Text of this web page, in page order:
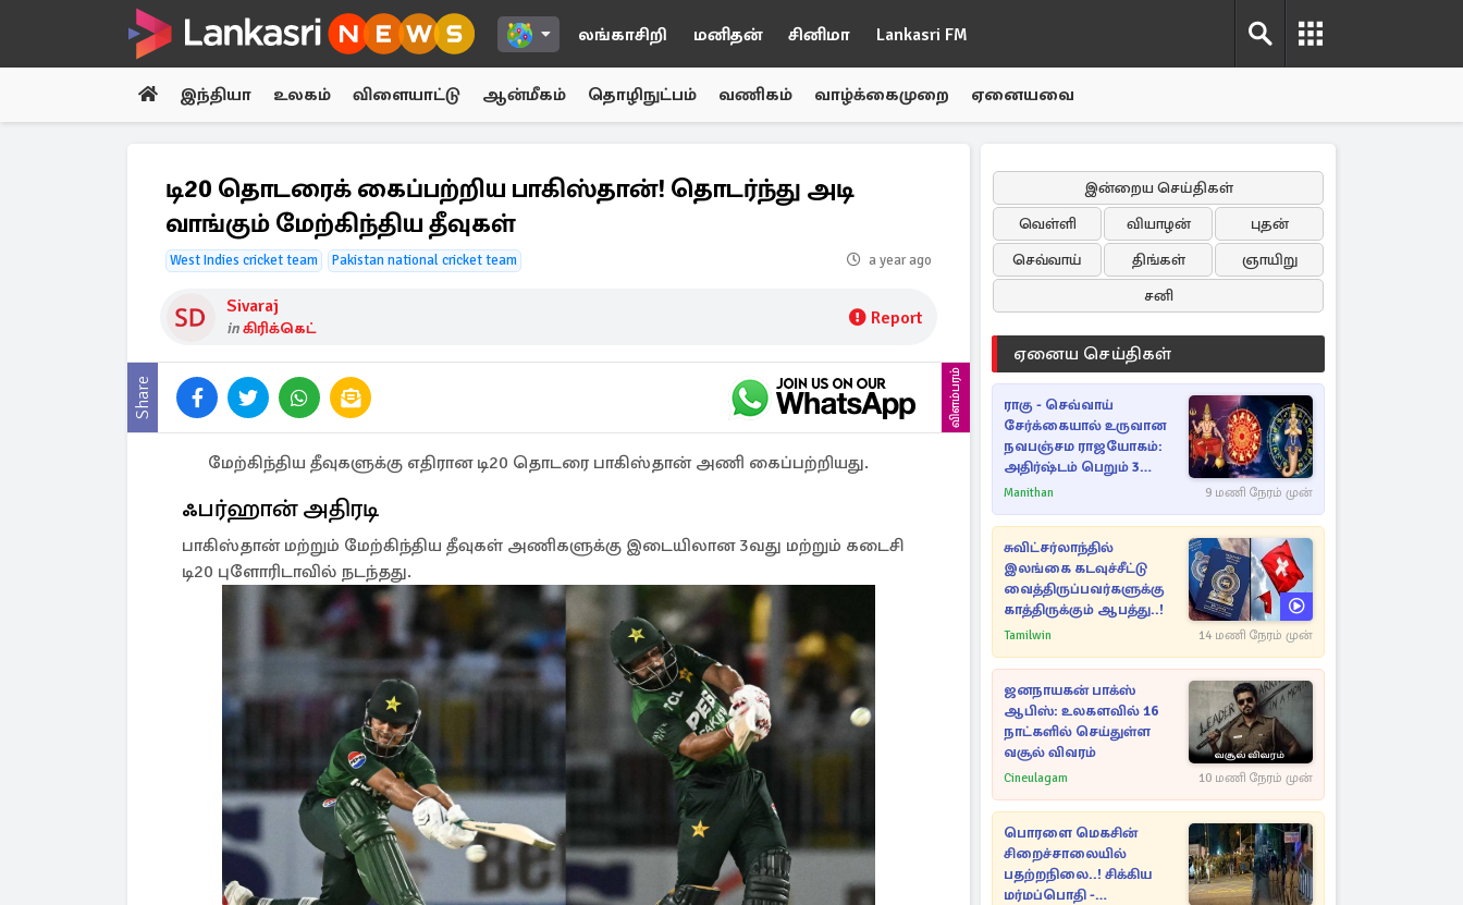
லங்காசிறி மனிதன் சினிமா Lankasri FM
இந்தியா உலகம் விளையாட்டு ஆன்மீகம் தொழிநுட்பம் வணிகம் வாழ்க்கைமுறை ஏனையவை
டி20 தொடரைக் கைப்பற்றிய பாகிஸ்தான்! தொடர்ந்து அடி
வாங்கும் மேற்கிந்திய தீவுகள்
West Indies cricket team Pakistan national cricket team a year ago
Sivaraj
inகிரிக்கெட் Report
Share விளம்பரம்
மேற்கிந்திய தீவுகளுக்கு எதிரான டி20 தொடரை பாகிஸ்தான் அணி கைப்பற்றியது.
ஃபர்ஹான் அதிரடி
பாகிஸ்தான் மற்றும் மேற்கிந்திய தீவுகள் அணிகளுக்கு இடையிலான 3வது மற்றும் கடைசி
டி20 புளோரிடாவில் நடந்தது.
இன்றைய செய்திகள்
வெள்ளி
வியாழன்
புதன்
செவ்வாய்
திங்கள்
ஞாயிறு
சனி
ஏனைய செய்திகள்
ராகு - செவ்வாய்
சேர்க்கையால் உருவான
நவபஞ்சம ராஜயோகம்:
அதிர்ஷ்டம் பெறும் 3
ராசிகள்!
Manithan 9 மணி நேரம் முன்
சுவிட்சர்லாந்தில்
இலங்கை கடவுச்சீட்டு
வைத்திருப்பவர்களுக்கு
காத்திருக்கும் ஆபத்து..!
Tamilwin 14 மணி நேரம் முன்
ஜனநாயகன் பாக்ஸ்
ஆபிஸ்: உலகளவில் 16
நாட்களில் செய்துள்ள
வசூல் விவரம்
Cineulagam 10 மணி நேரம் முன்
பொரளை மெகசின்
சிறைச்சாலையில்
பதற்றநிலை..! சிக்கிய
மர்மப்பொதி -